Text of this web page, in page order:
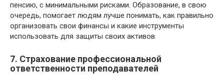
пенсию, с минимальными рисками. Образование, в свою
очередь, помогает людям лучше понимать, как правильно
организовать свои финансы и какие инструменты
использовать для защиты своих активов.
7. Страхование профессиональной
ответственности преподавателей